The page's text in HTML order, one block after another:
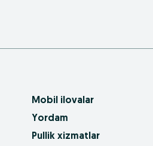
Mobil ilovalar
Yordam
Pullik xizmatlar